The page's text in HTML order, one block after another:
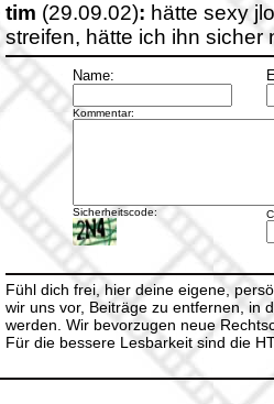
tim (29.09.02): hätte sexy
streifen, hätte ich ihn sicher
Name:
Kommentar:
Sicherheitscode:
Fühl dich frei, hier deine eigene,
wir uns vor, Beiträge zu entfernen, in
werden. Wir bevorzugen neue
Für die bessere Lesbarkeit sind die